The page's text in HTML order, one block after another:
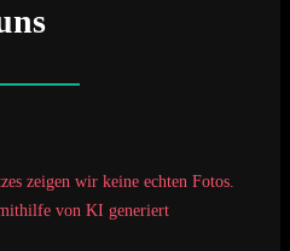
zeigen wir keine echten Fotos.
von KI generiert